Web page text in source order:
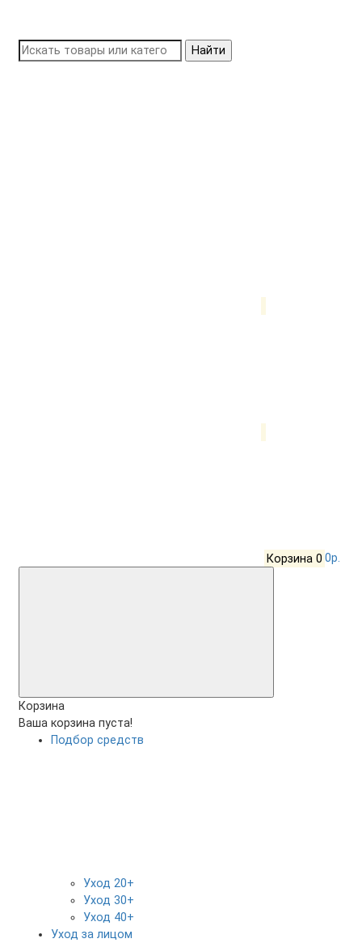
Найти
Корзина 0 0р.
Корзина
Ваша корзина пуста!
Подбор средств
Уход 20+
Уход 30+
Уход 40+
Уход за лицом